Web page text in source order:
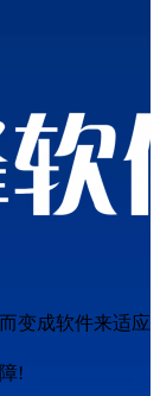
变成软件来适应
!